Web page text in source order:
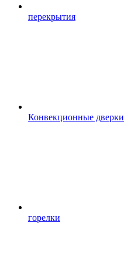
перекрытия
Конвекционные дверки
горелки